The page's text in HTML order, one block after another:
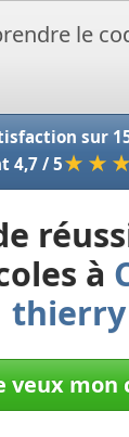
sur
4,7 / 5
à
thierry
veux mon